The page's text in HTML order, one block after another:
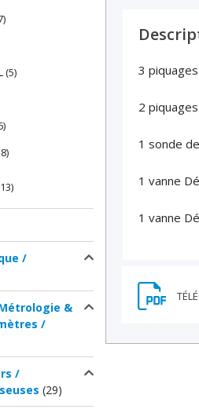
(5)
/
&
/
/
(29)
3
2
1 sonde
1 vanne
1 vanne